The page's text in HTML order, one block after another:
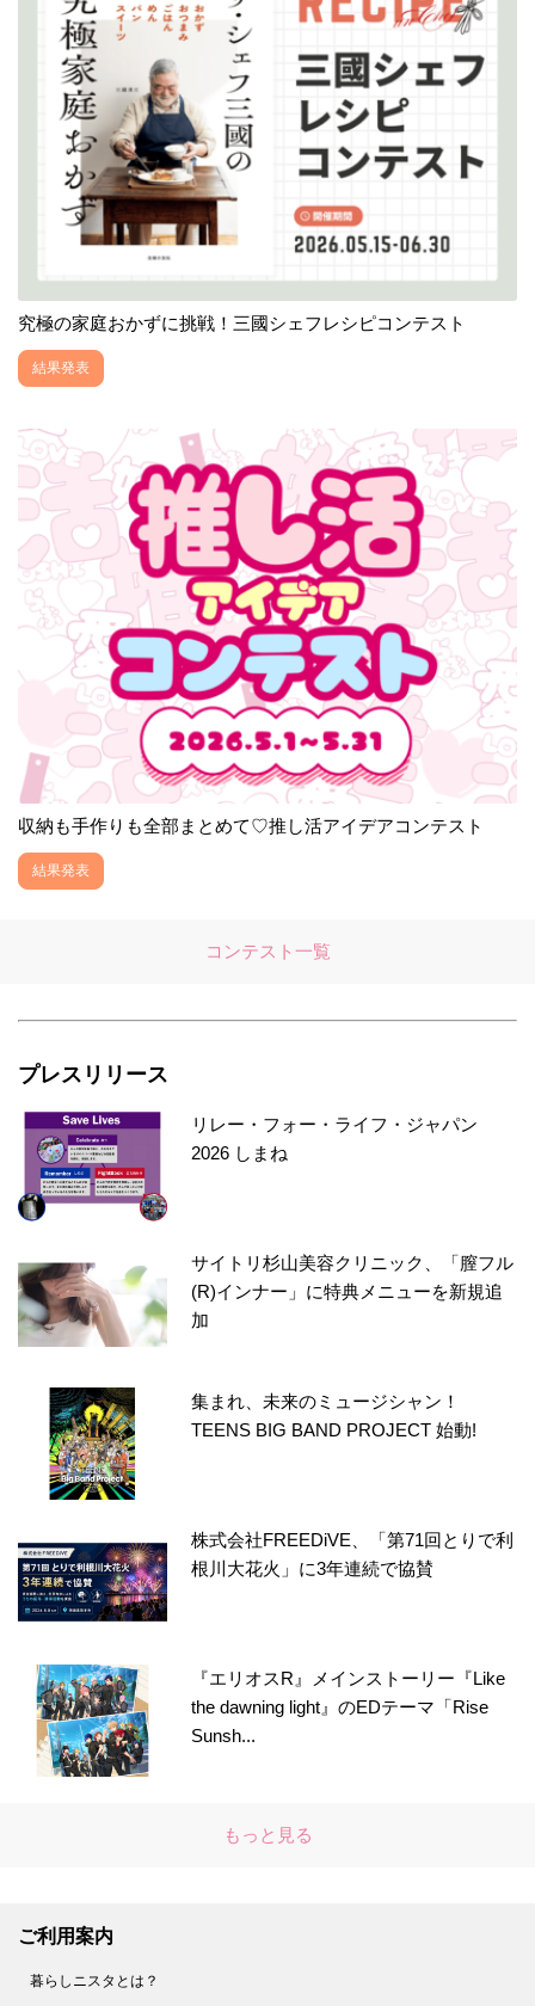
究極の家庭おかずに挑戦！三國シェフレシピコンテスト
結果発表
収納も手作りも全部まとめて♡推し活アイデアコンテスト
結果発表
コンテスト一覧
プレスリリース
リレー・フォー・ライフ・ジャパン
2026 しまね
サイトリ杉山美容クリニック、「膣フル
(R)インナー」に特典メニューを新規追
加
集まれ、未来のミュージシャン！
TEENS BIG BAND PROJECT 始動!
株式会社FREEDiVE、「第71回とりで利
根川大花火」に3年連続で協賛
『エリオスR』メインストーリー『Like
the dawning light』のEDテーマ「Rise
Sunsh...
もっと見る
ご利用案内
暮らしニスタとは？